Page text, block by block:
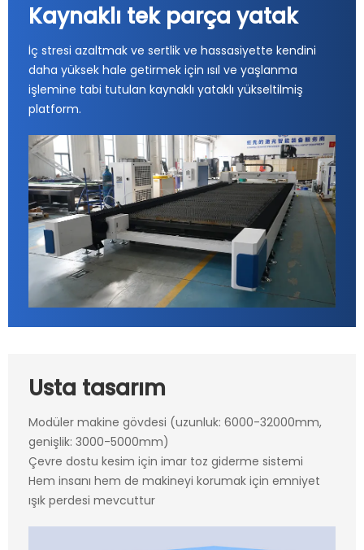
Kaynaklı tek parça yatak
İç stresi azaltmak ve sertlik ve hassasiyette kendini
daha yüksek hale getirmek için ısıl ve yaşlanma
işlemine tabi tutulan kaynaklı yataklı yükseltilmiş
platform.
Usta tasarım
Modüler makine gövdesi (uzunluk: 6000-32000mm,
genişlik: 3000-5000mm)
Çevre dostu kesim için imar toz giderme sistemi
Hem insanı hem de makineyi korumak için emniyet
ışık perdesi mevcuttur